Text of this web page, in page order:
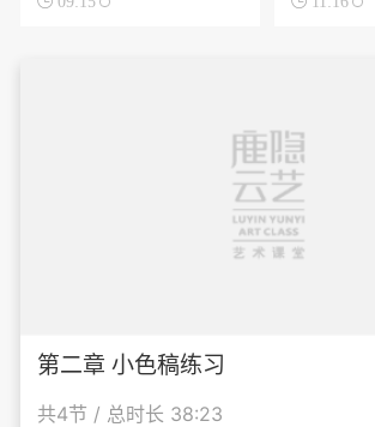
第二章 小色稿练习
共4节 / 总时长 38:23